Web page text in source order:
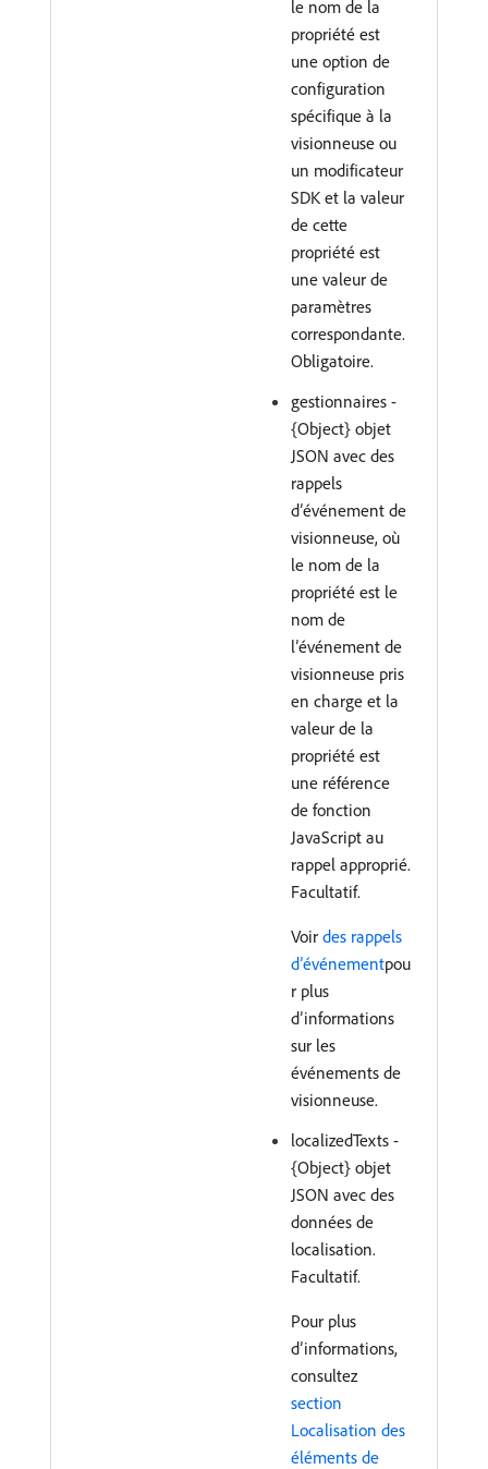
le nom de la
propriété est
une option de
configuration
spécifique à la
visionneuse ou
un modificateur
SDK et la valeur
de cette
propriété est
une valeur de
paramètres
correspondante.
Obligatoire.
gestionnaires -
{Object} objet
JSON avec des
rappels
d’événement de
visionneuse, où
le nom de la
propriété est le
nom de
l’événement de
visionneuse pris
en charge et la
valeur de la
propriété est
une référence
de fonction
JavaScript au
rappel approprié.
Facultatif.
Voir des rappels
d’événementpou
r plus
d’informations
sur les
événements de
visionneuse.
localizedTexts -
{Object} objet
JSON avec des
données de
localisation.
Facultatif.
Pour plus
d’informations,
consultez
section
Localisation des
éléments de